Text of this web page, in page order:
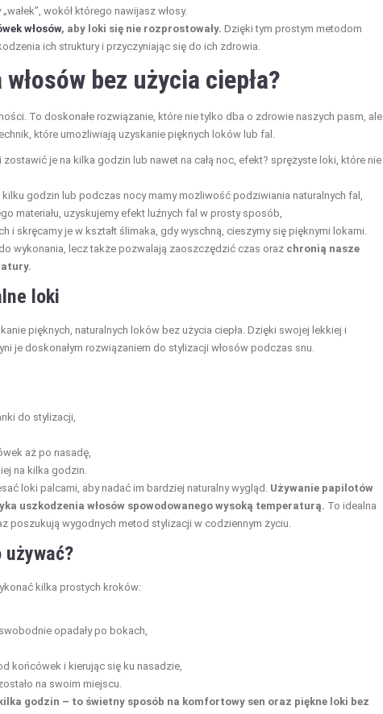
wokół którego nawijasz włosy.
włosów, aby loki się nie rozprostowały. Dzięki tym prostym metodom
ich struktury i przyczyniając się do ich zdrowia.
bez użycia ciepła?
To doskonałe rozwiązanie, które nie tylko dba o zdrowie naszych pasm, ale
które umożliwiają uzyskanie pięknych loków lub fal.
je na kilka godzin lub nawet na całą noc, efekt? sprężyste loki, które nie
kilku godzin lub podczas nocy mamy możliwość podziwiania naturalnych fal,
materiału, uzyskujemy efekt luźnych fal w prosty sposób,
i skręcamy je w kształt ślimaka, gdy wyschną, cieszymy się pięknymi lokami.
do wykonania, lecz także pozwalają zaoszczędzić czas oraz chronią nasze
loki
pięknych, naturalnych loków bez użycia ciepła. Dzięki swojej lekkiej i
je doskonałym rozwiązaniem do stylizacji włosów podczas snu.
do stylizacji,
aż po nasadę,
na kilka godzin.
loki palcami, aby nadać im bardziej naturalny wygląd. Używanie papilotów
uszkodzenia włosów spowodowanego wysoką temperaturą. To idealna
poszukują wygodnych metod stylizacji w codziennym życiu.
używać?
kilka prostych kroków:
opadały po bokach,
końcówek i kierując się ku nasadzie,
na swoim miejscu.
godzin – to świetny sposób na komfortowy sen oraz piękne loki bez